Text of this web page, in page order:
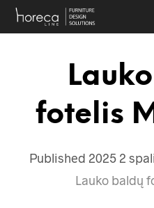
fotelis
Published 2025 2
Lauko baldų